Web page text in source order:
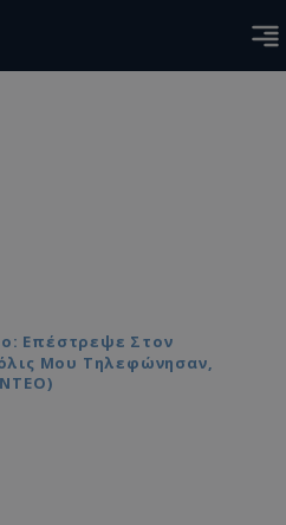
Επέστρεψε Στον
Μου Τηλεφώνησαν,